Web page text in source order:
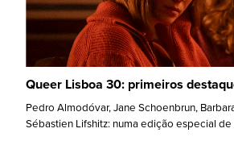
Queer Lisboa 30: primeiros
Pedro Almodóvar, Jane Schoenbrun,
Sébastien Lifshitz: numa edição especial de